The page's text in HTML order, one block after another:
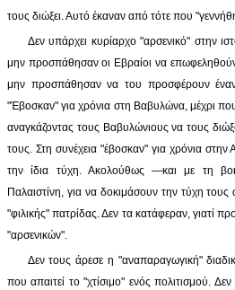
τους διώξει. Αυτό έκαναν από τότε που
Δεν υπάρχει κυρίαρχο "αρσενικό" στην
μην προσπάθησαν οι Εβραίοι να
μην προσπάθησαν να του προσφέρουν
"Έβοσκαν" για χρόνια στη Βαβυλώνα, μέχρι
αναγκάζοντας τους Βαβυλώνιους να τους
τους. Στη συνέχεια "έβοσκαν" για χρόνια στην
την ίδια τύχη. Ακολούθως —και με τη
Παλαιστίνη, για να δοκιμάσουν την τύχη τους
"φιλικής" πατρίδας. Δεν τα κατάφεραν, γιατί
"αρσενικών".
Δεν τους άρεσε η "αναπαραγωγική"
που απαιτεί το "χτίσιμο" ενός πολιτισμού.